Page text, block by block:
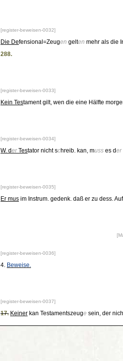
[register-beweisen-0032]
Die Defensional=Zeugen gelten mehr als die
288.
[register-beweisen-0033]
Kein Testament gilt, wen die eine Hälfte
[register-beweisen-0034]
W. derTestator nicht schreib. kan, muss es der
[register-beweisen-0035]
Er mus im Instrum. gedenk. daß er zu dess.
[register-beweisen-0036]
4. Beweise.
[register-beweisen-0037]
17. Keiner kan Testamentszeuge sein, der